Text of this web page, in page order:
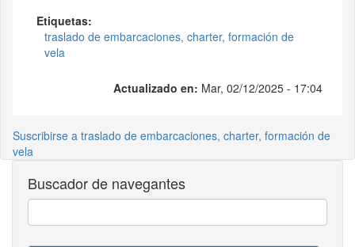
Etiquetas:
traslado de embarcaciones, charter, formación de
vela
Actualizado en: Mar, 02/12/2025 - 17:04
Suscribirse a traslado de embarcaciones, charter, formación de
vela
Buscador de navegantes